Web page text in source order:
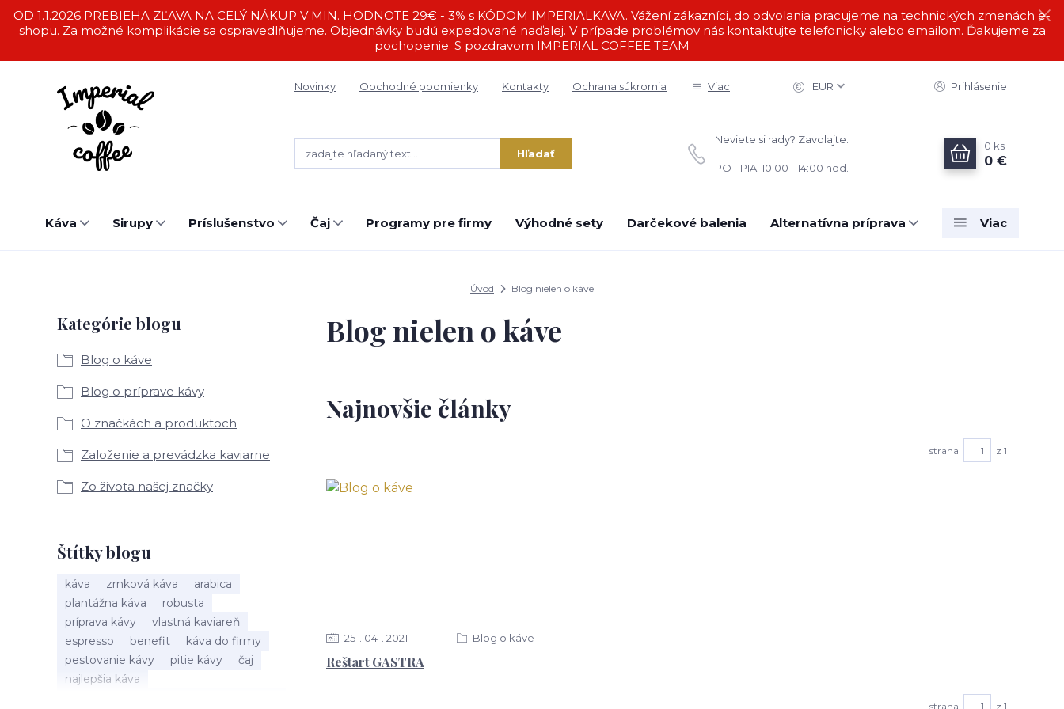
OD 1.1.2026 PREBIEHA ZĽAVA NA CELÝ NÁKUP V MIN. HODNOTE 29€ - 3% s KÓDOM IMPERIALKAVA. Vážení zákazníci, do odvolania pracujeme na technických zmenách e-
shopu. Za možné komplikácie sa ospravedlňujeme. Objednávky budú expedované naďalej. V prípade problémov nás kontaktujte telefonicky alebo emailom. Ďakujeme za
pochopenie. S pozdravom IMPERIAL COFFEE TEAM
Novinky Obchodné podmienky Kontakty Ochrana súkromia Viac EUR Prihlásenie
Hľadať
Neviete si rady? Zavolajte.
PO - PIA: 10:00 - 14:00 hod.
0 ks
0 €
Káva Sirupy Príslušenstvo Čaj Programy pre firmy Výhodné sety Darčekové balenia Alternatívna príprava Viac
Úvod Blog nielen o káve
Kategórie blogu
Blog o káve
Blog o príprave kávy
O značkách a produktoch
Založenie a prevádzka kaviarne
Zo života našej značky
Štítky blogu
káva zrnková káva
arabica
plantážna káva
robusta
príprava kávy
vlastná kaviareň
espresso
benefit
káva do firmy
pestovanie kávy
pitie kávy
čaj
najlepšia káva
Blog nielen o káve
Najnovšie články
strana z 1
Reštart GASTRA
25 04 2021 Blog o káve
strana z 1